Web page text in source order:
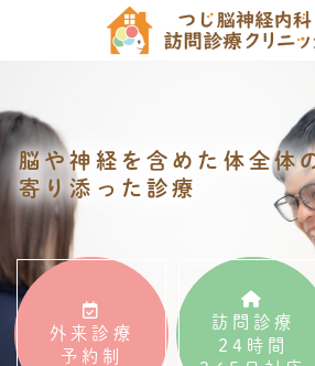
脳や神経を含めた体全体
寄り添った診療
訪問診療
24時間
外来診療
予約制